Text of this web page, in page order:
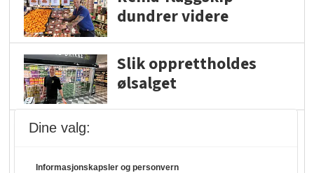
dundrer videre
Slik opprettholdes
ølsalget
Dine valg:
Informasjonskapsler og personvern